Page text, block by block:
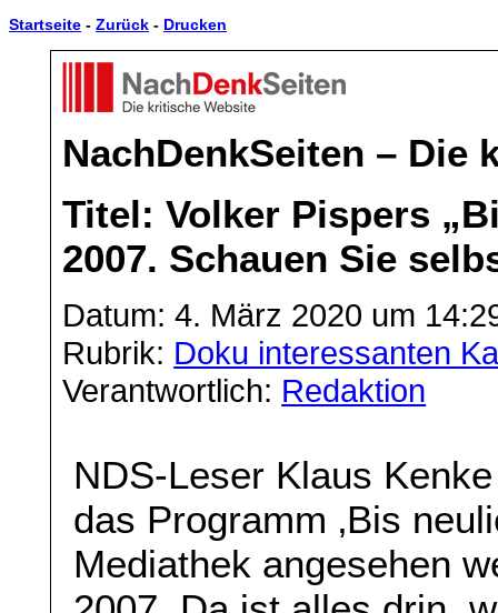
Startseite - Zurück - Drucken
NachDenkSeiten – Die
Titel: Volker Pispers
2007. Schauen Sie
Datum: 4. März 2020 um
Rubrik: Doku interessanten
Verantwortlich: Redaktion
NDS-Leser Klaus
das Programm ‚Bis
Mediathek angesehen